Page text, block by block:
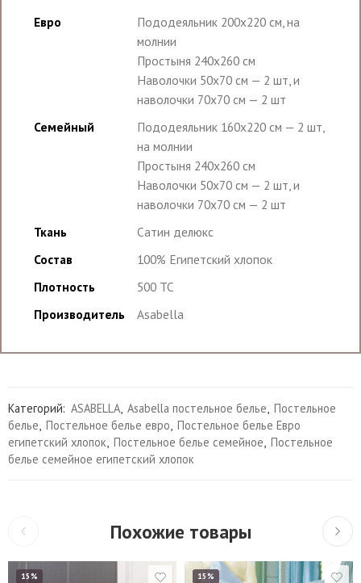
Евро
Пододеяльник 200х220 см, на
молнии
Простыня 240х260 см
Наволочки 50х70 см — 2 шт, и
наволочки 70х70 см — 2 шт
Семейный
Пододеяльник 160х220 см — 2 шт,
на молнии
Простыня 240х260 см
Наволочки 50х70 см — 2 шт, и
наволочки 70х70 см — 2 шт
Ткань
Сатин делюкс
Состав
100% Египетский хлопок
Плотность
500 TC
Производитель
Asabella
Категорий: ASABELLA, Asabella постельное белье, Постельное
белье, Постельное белье евро, Постельное белье Евро
египетский хлопок, Постельное белье семейное, Постельное
белье семейное египетский хлопок
Похожие товары
15% 15%